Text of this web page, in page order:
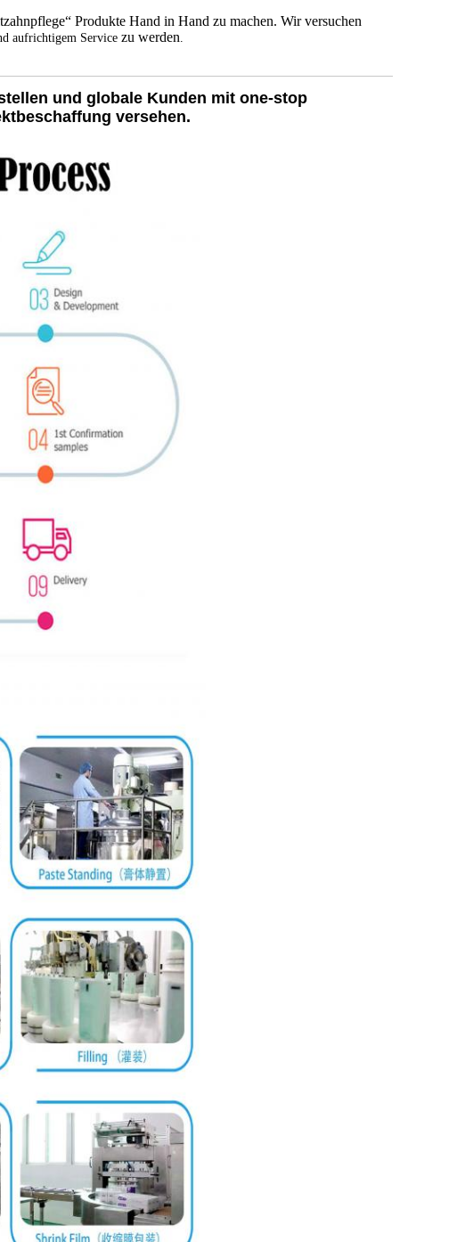
Produkte Hand in Hand zu machen. Wir versuchen
aufrichtigem Service zu werden.
und globale Kunden mit one-stop
versehen.